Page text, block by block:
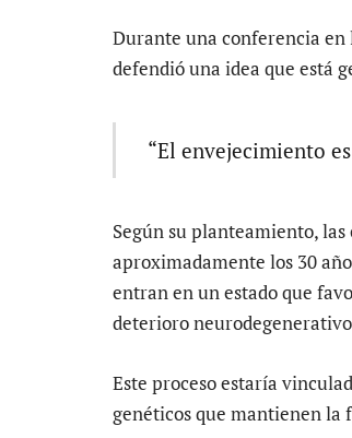
Durante una conferencia en
defendió una idea que está
“El envejecimiento
Según su planteamiento,
aproximadamente los 30
entran en un estado que
deterioro
Este proceso estaría
genéticos que mantienen la